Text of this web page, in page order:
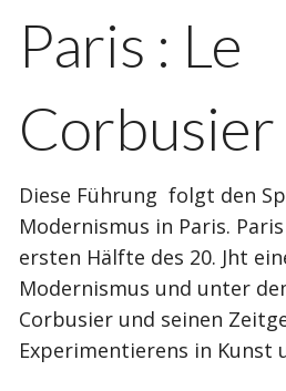
Paris : Le
Corbusier
Diese Führung folgt den
Modernismus in Paris.
ersten Hälfte des 20. Jht
Modernismus und unter
Corbusier und seinen
Experimentierens in Kunst